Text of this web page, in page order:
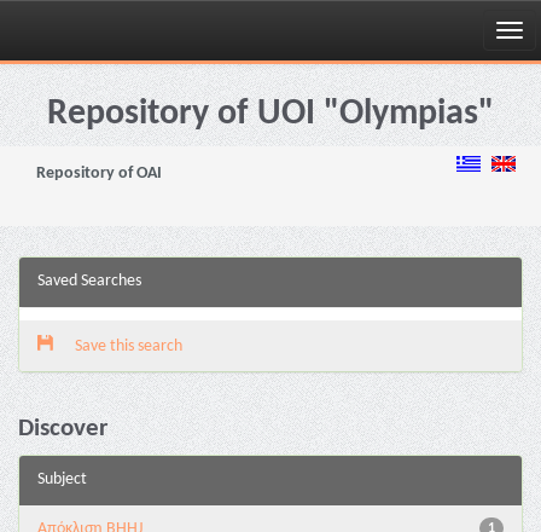
Skip
navigationRepository of UOI "Olympias"
Repository of OAI
Saved Searches
Save this search
Discover
Subject
1